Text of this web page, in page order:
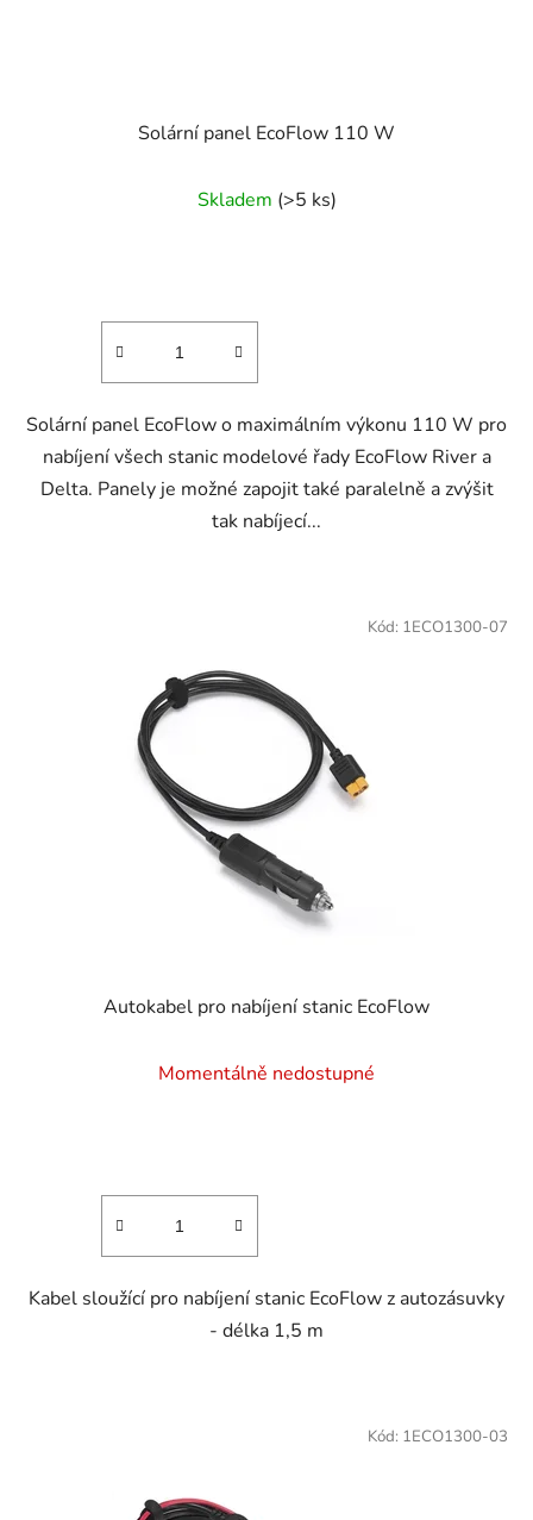
Solární panel EcoFlow 110 W
Skladem (>5 ks)
Solární panel EcoFlow o maximálním výkonu 110 W pro
nabíjení všech stanic modelové řady EcoFlow River a
Delta. Panely je možné zapojit také paralelně a zvýšit
tak nabíjecí...
Autokabel pro nabíjení stanic EcoFlow
hodnocení
Momentálně nedostupné
Kabel sloužící pro nabíjení stanic EcoFlow z autozásuvky
- délka 1,5 m
Kód: 1ECO1300-07
Kód: 1ECO1300-03